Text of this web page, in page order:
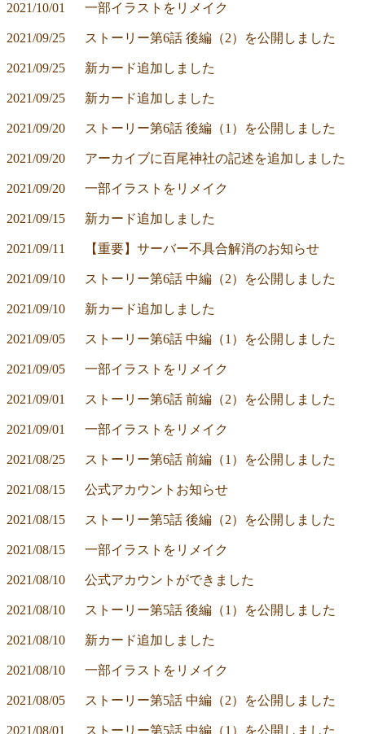
2021/10/01	一部イラストをリメイク
2021/09/25	ストーリー第6話 後編（2）を公開しました
2021/09/25	新カード追加しました
2021/09/25	新カード追加しました
2021/09/20	ストーリー第6話 後編（1）を公開しました
2021/09/20	アーカイブに百尾神社の記述を追加しました
2021/09/20	一部イラストをリメイク
2021/09/15	新カード追加しました
2021/09/11	【重要】サーバー不具合解消のお知らせ
2021/09/10	ストーリー第6話 中編（2）を公開しました
2021/09/10	新カード追加しました
2021/09/05	ストーリー第6話 中編（1）を公開しました
2021/09/05	一部イラストをリメイク
2021/09/01	ストーリー第6話 前編（2）を公開しました
2021/09/01	一部イラストをリメイク
2021/08/25	ストーリー第6話 前編（1）を公開しました
2021/08/15	公式アカウントお知らせ
2021/08/15	ストーリー第5話 後編（2）を公開しました
2021/08/15	一部イラストをリメイク
2021/08/10	公式アカウントができました
2021/08/10	ストーリー第5話 後編（1）を公開しました
2021/08/10	新カード追加しました
2021/08/10	一部イラストをリメイク
2021/08/05	ストーリー第5話 中編（2）を公開しました
2021/08/01	ストーリー第5話 中編（1）を公開しました